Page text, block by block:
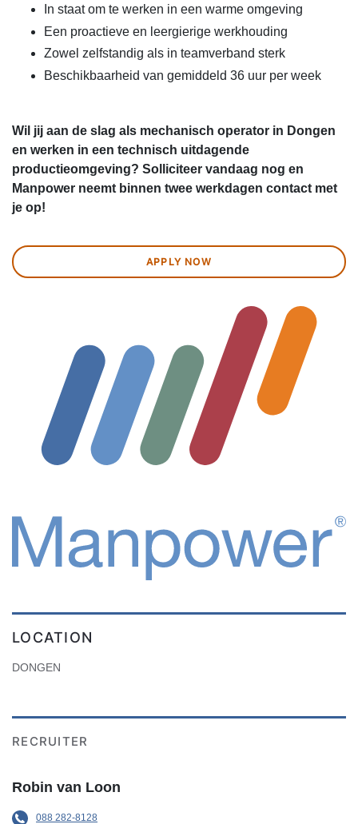
In staat om te werken in een warme omgeving
Een proactieve en leergierige werkhouding
Zowel zelfstandig als in teamverband sterk
Beschikbaarheid van gemiddeld 36 uur per week
Wil jij aan de slag als mechanisch operator in Dongen
en werken in een technisch uitdagende
productieomgeving? Solliciteer vandaag nog en
Manpower neemt binnen twee werkdagen contact met
je op!
APPLY NOW
LOCATION
DONGEN
RECRUITER
Robin van Loon
088 282-8128